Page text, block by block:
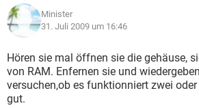
Minister
31. Juli 2009 um 16:46
Hören sie mal öffnen sie die gehäuse,
von RAM. Enfernen sie und
versuchen,ob es funktionniert zwei
gut.